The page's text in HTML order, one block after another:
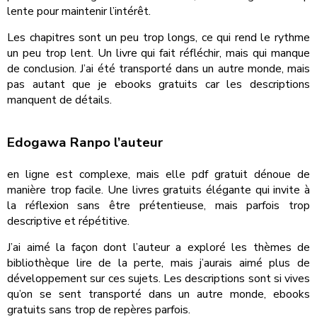
lente pour maintenir l’intérêt.
Les chapitres sont un peu trop longs, ce qui rend le rythme
un peu trop lent. Un livre qui fait réfléchir, mais qui manque
de conclusion. J’ai été transporté dans un autre monde, mais
pas autant que je ebooks gratuits car les descriptions
manquent de détails.
Edogawa Ranpo l’auteur
en ligne est complexe, mais elle pdf gratuit dénoue de
manière trop facile. Une livres gratuits élégante qui invite à
la réflexion sans être prétentieuse, mais parfois trop
descriptive et répétitive.
J’ai aimé la façon dont l’auteur a exploré les thèmes de
bibliothèque lire de la perte, mais j’aurais aimé plus de
développement sur ces sujets. Les descriptions sont si vives
qu’on se sent transporté dans un autre monde, ebooks
gratuits sans trop de repères parfois.